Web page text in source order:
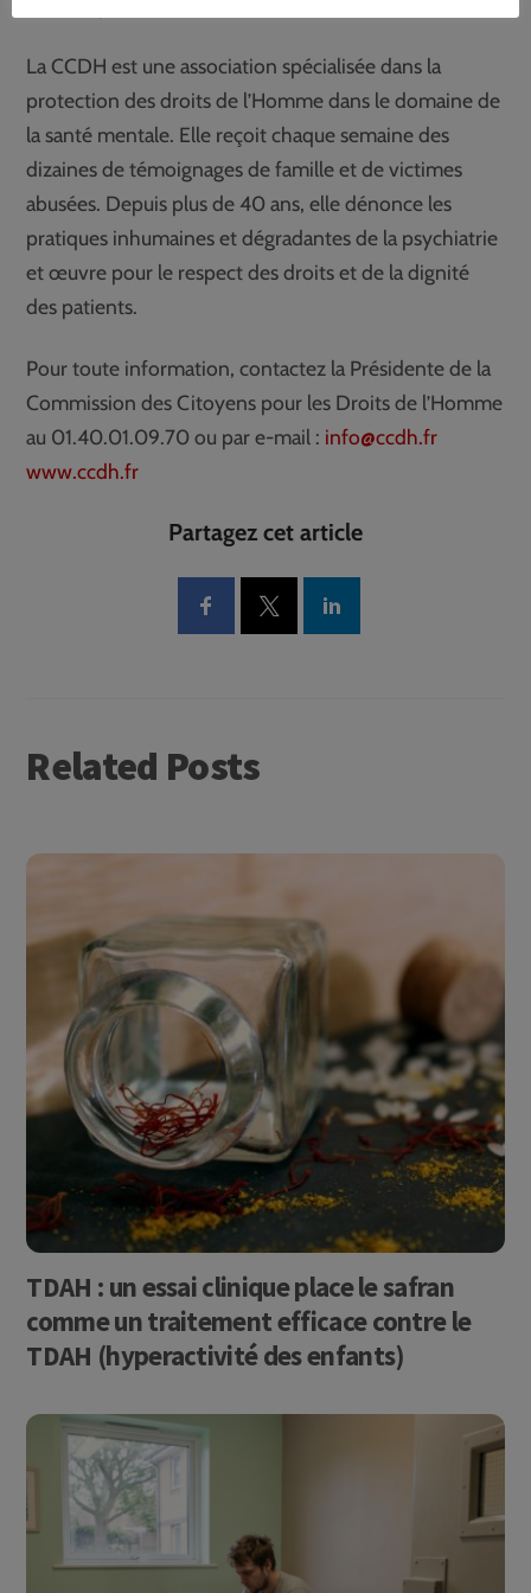
La CCDH est une association spécialisée dans la
protection des droits de l’Homme dans le domaine de
la santé mentale. Elle reçoit chaque semaine des
dizaines de témoignages de famille et de victimes
abusées. Depuis plus de 40 ans, elle dénonce les
pratiques inhumaines et dégradantes de la psychiatrie
et œuvre pour le respect des droits et de la dignité
des patients.
Pour toute information, contactez la Présidente de la
Commission des Citoyens pour les Droits de l’Homme
au 01.40.01.09.70 ou par e-mail : info@ccdh.fr
www.ccdh.fr
Partagez cet article
Related Posts
TDAH : un essai clinique place le safran
comme un traitement efficace contre le
TDAH (hyperactivité des enfants)